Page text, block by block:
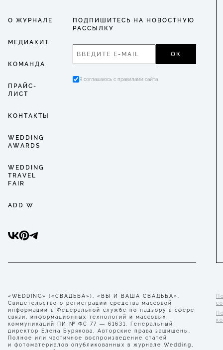
О ЖУРНАЛЕ
МЕДИАКИТ
КОМАНДА
ПРАЙС-
ЛИСТ
КОНТАКТЫ
WEDDING
AWARDS
WEDDING
TRAVEL
FAIR
ADD W
ПОДПИШИТЕСЬ НА НОВОСТНУЮ
РАССЫЛКУ
ОК
Я соглашаюсь с правилами сайта
«WEDDING» («СВАДЬБА»), «ВЫ И ВАША СВАДЬБА».
Свидетельство о регистрации средства массовой
информации в Федеральной службе по надзору в сфере
связи, информационных технологий и массовых
коммуникаций ПИ № ФС 77 — 61631. Генеральный
директор Елена Бурякова. Авторские права защищены.
Полное или частичное воспроизведение статей
и фотоматериалов опубликованных в журнале Wedding,